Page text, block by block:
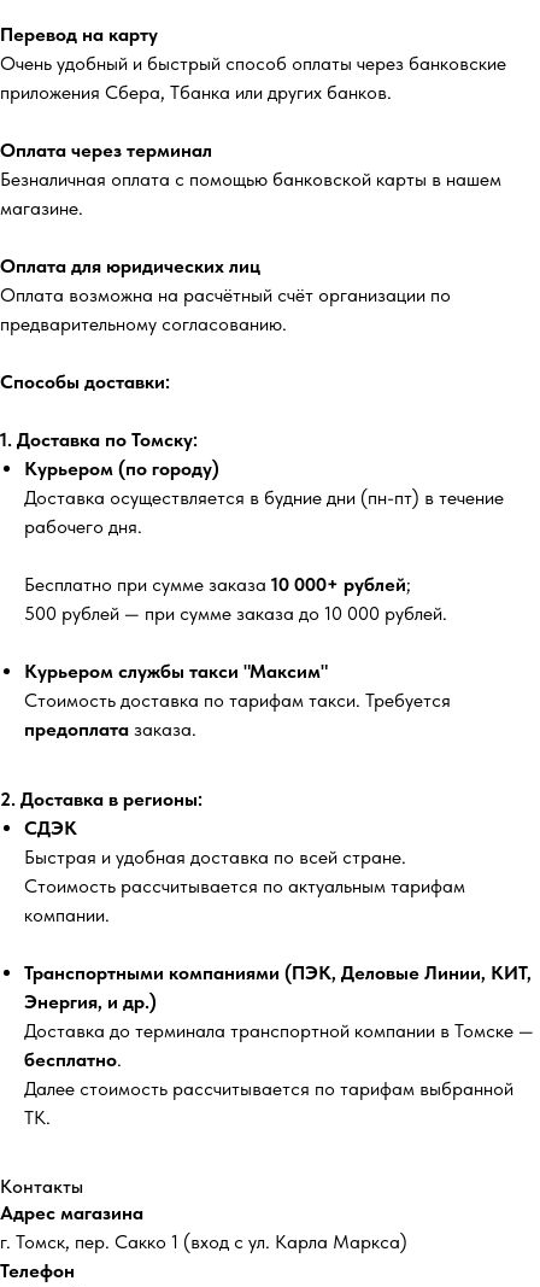
Перевод на карту
Очень удобный и быстрый способ оплаты через банковские
приложения Сбера, Тбанка или других банков.
Оплата через терминал
Безналичная оплата с помощью банковской карты в нашем
магазине.
Оплата для юридических лиц
Оплата возможна на расчётный счёт организации по
предварительному согласованию.
Способы доставки:
1. Доставка по Томску:
Курьером (по городу)
Доставка осуществляется в будние дни (пн-пт) в течение
рабочего дня.
Бесплатно при сумме заказа 10 000+ рублей;
500 рублей — при сумме заказа до 10 000 рублей.
Курьером службы такси "Максим"
Стоимость доставка по тарифам такси. Требуется
предоплата заказа.
2. Доставка в регионы:
СДЭК
Быстрая и удобная доставка по всей стране.
Стоимость рассчитывается по актуальным тарифам
компании.
Транспортными компаниями (ПЭК, Деловые Линии, КИТ,
Энергия, и др.)
Доставка до терминала транспортной компании в Томске —
бесплатно.
Далее стоимость рассчитывается по тарифам выбранной
ТК.
Контакты
Адрес магазина
г. Томск, пер. Сакко 1 (вход с ул. Карла Маркса)
Телефон